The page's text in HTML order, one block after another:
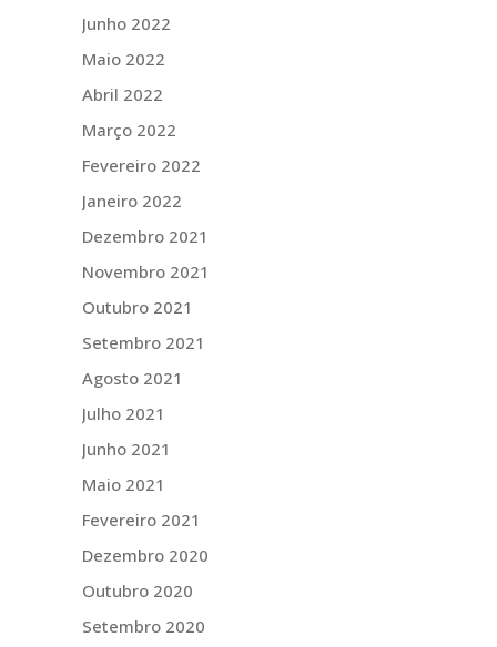
Junho 2022
Maio 2022
Abril 2022
Março 2022
Fevereiro 2022
Janeiro 2022
Dezembro 2021
Novembro 2021
Outubro 2021
Setembro 2021
Agosto 2021
Julho 2021
Junho 2021
Maio 2021
Fevereiro 2021
Dezembro 2020
Outubro 2020
Setembro 2020